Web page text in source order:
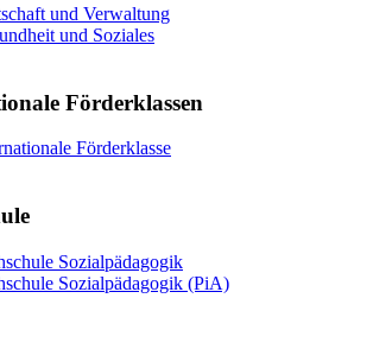
und Verwaltung
und Soziales
Förderklassen
Förderklasse
Sozialpädagogik
Sozialpädagogik (PiA)